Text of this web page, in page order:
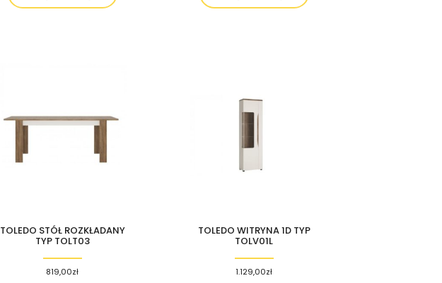
TOLEDO STÓŁ ROZKŁADANY
TYP TOLT03
819,00zł
TOLEDO WITRYNA 1D TYP
TOLV01L
1.129,00zł